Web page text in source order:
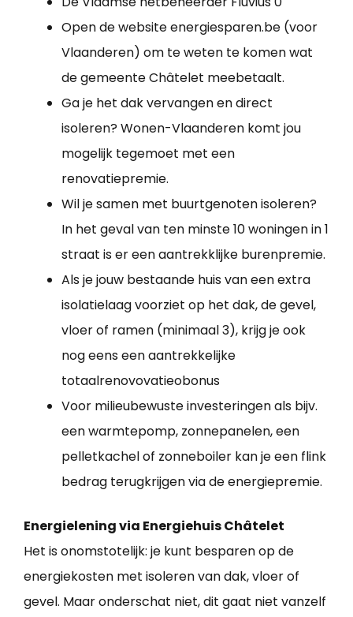
Open de website energiesparen.be (voor
Vlaanderen) om te weten te komen wat
de gemeente Châtelet meebetaalt.
Ga je het dak vervangen en direct
isoleren? Wonen-Vlaanderen komt jou
mogelijk tegemoet met een
renovatiepremie.
Wil je samen met buurtgenoten isoleren?
In het geval van ten minste 10 woningen in 1
straat is er een aantrekklijke burenpremie.
Als je jouw bestaande huis van een extra
isolatielaag voorziet op het dak, de gevel,
vloer of ramen (minimaal 3), krijg je ook
nog eens een aantrekkelijke
totaalrenovovatieobonus
Voor milieubewuste investeringen als bijv.
een warmtepomp, zonnepanelen, een
pelletkachel of zonneboiler kan je een flink
bedrag terugkrijgen via de energiepremie.
Energielening via Energiehuis Châtelet
Het is onomstotelijk: je kunt besparen op de
energiekosten met isoleren van dak, vloer of
gevel. Maar onderschat niet, dit gaat niet vanzelf